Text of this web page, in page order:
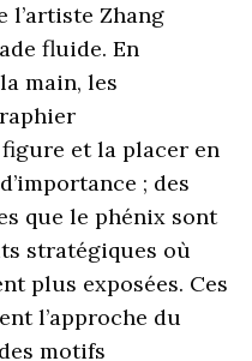
Zhang
fluide. En
main, les
et la placer en
; des
que le phénix sont
stratégiques où
plus exposées. Ces
l’approche du
motifs